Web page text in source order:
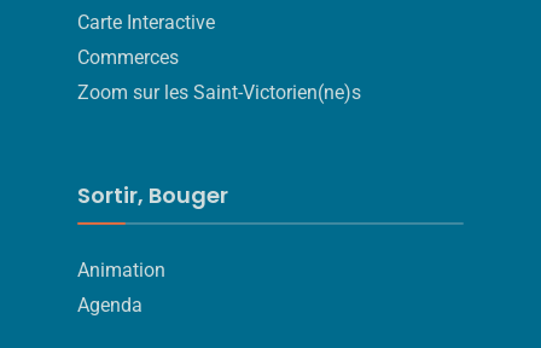
Carte Interactive
Commerces
Zoom sur les Saint-Victorien(ne)s
Sortir, Bouger
Animation
Agenda